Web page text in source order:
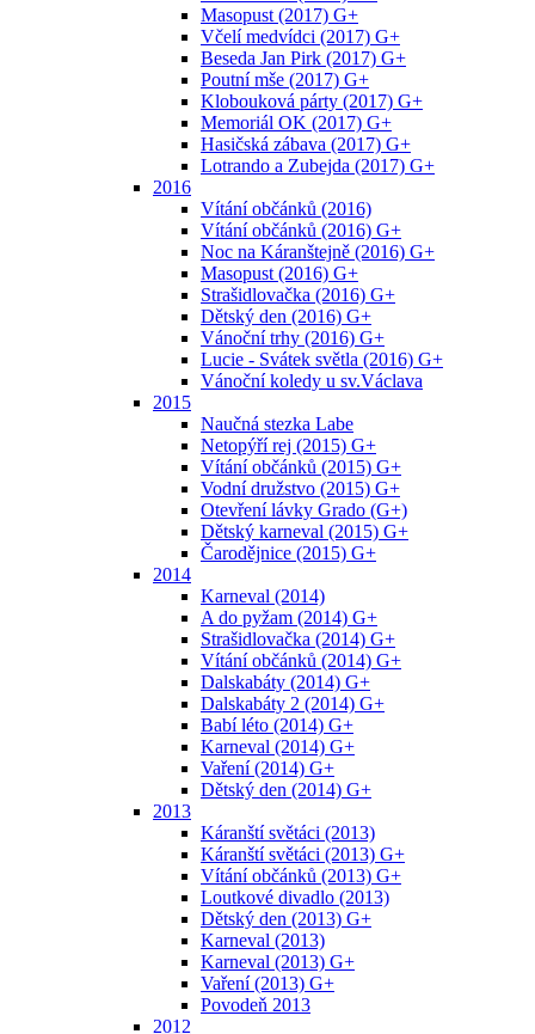
Masopust (2017) G+
Včelí medvídci (2017) G+
Beseda Jan Pirk (2017) G+
Poutní mše (2017) G+
Klobouková párty (2017) G+
Memoriál OK (2017) G+
Hasičská zábava (2017) G+
Lotrando a Zubejda (2017) G+
2016
Vítání občánků (2016)
Vítání občánků (2016) G+
Noc na Káranštejně (2016) G+
Masopust (2016) G+
Strašidlovačka (2016) G+
Dětský den (2016) G+
Vánoční trhy (2016) G+
Lucie - Svátek světla (2016) G+
Vánoční koledy u sv.Václava
2015
Naučná stezka Labe
Netopýří rej (2015) G+
Vítání občánků (2015) G+
Vodní družstvo (2015) G+
Otevření lávky Grado (G+)
Dětský karneval (2015) G+
Čarodějnice (2015) G+
2014
Karneval (2014)
A do pyžam (2014) G+
Strašidlovačka (2014) G+
Vítání občánků (2014) G+
Dalskabáty (2014) G+
Dalskabáty 2 (2014) G+
Babí léto (2014) G+
Karneval (2014) G+
Vaření (2014) G+
Dětský den (2014) G+
2013
Káranští světáci (2013)
Káranští světáci (2013) G+
Vítání občánků (2013) G+
Loutkové divadlo (2013)
Dětský den (2013) G+
Karneval (2013)
Karneval (2013) G+
Vaření (2013) G+
Povodeň 2013
2012